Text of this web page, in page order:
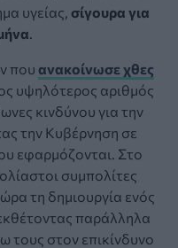
υγείας, σίγουρα για
που ανακοίνωσε χθες
υψηλότερος αριθμός
κινδύνου για την
την Κυβέρνηση σε
εφαρμόζονται. Στο
συμπολίτες
τη δημιουργία ενός
παράλληλα
τους στον επικίνδυνο